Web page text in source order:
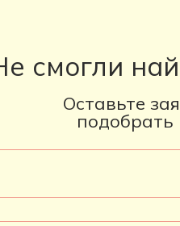
смогли
Оставьте